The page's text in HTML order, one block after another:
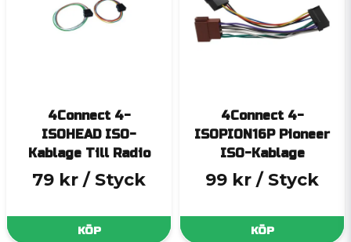
4Connect 4-
ISOHEAD ISO-
Kablage Till Radio
79 kr / Styck
KÖP
4Connect 4-
ISOPION16P Pioneer
ISO-Kablage
99 kr / Styck
KÖP